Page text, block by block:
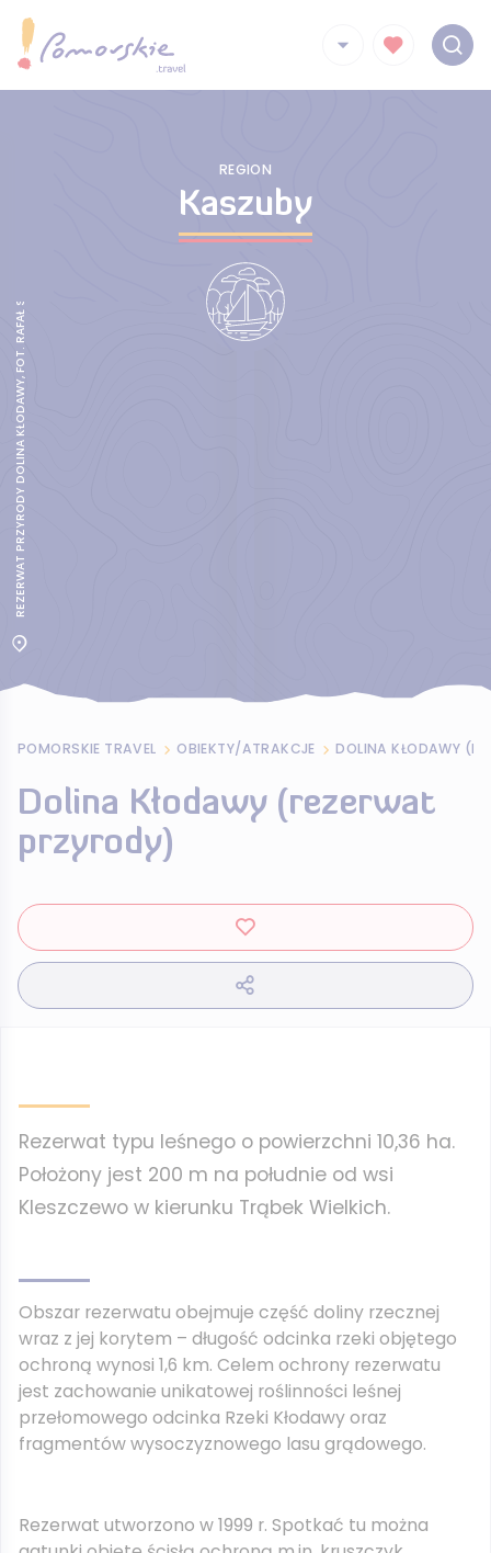
REGION
Kaszuby
REZERWAT PRZYRODY DOLINA KŁODAWY, FOT. RAFAŁ SZADKOWSKI/NADLEŚNICTWO KOLBUDY
POMORSKIE TRAVEL OBIEKTY/ATRAKCJE DOLINA KŁODAWY
Dolina Kłodawy (rezerwat
przyrody)
Rezerwat typu leśnego o powierzchni 10,36 ha.
Położony jest 200 m na południe od wsi
Kleszczewo w kierunku Trąbek Wielkich.
Obszar rezerwatu obejmuje część doliny rzecznej
wraz z jej korytem – długość odcinka rzeki objętego
ochroną wynosi 1,6 km. Celem ochrony rezerwatu
jest zachowanie unikatowej roślinności leśnej
przełomowego odcinka Rzeki Kłodawy oraz
fragmentów wysoczyznowego lasu grądowego.
Rezerwat utworzono w 1999 r. Spotkać tu można